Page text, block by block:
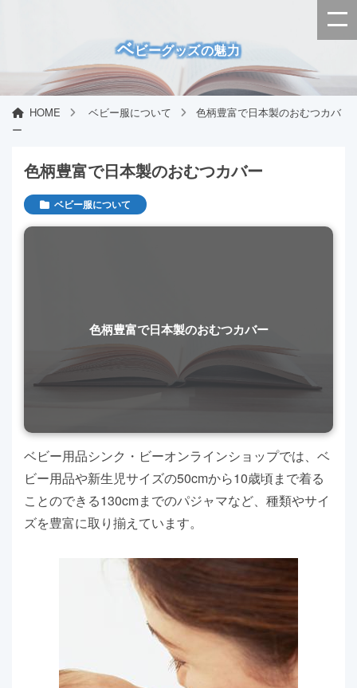
ベビーグッズの魅力
HOME ベビー服について
色柄豊富で日本製のおむつカバ
ー
色柄豊富で日本製のおむつカバー
ベビー服について
色柄豊富で日本製のおむつカバー
ベビー用品シンク・ビーオンラインショップでは、ベ
ビー用品や新生児サイズの50cmから10歳頃まで着る
ことのできる130cmまでのパジャマなど、種類やサイ
ズを豊富に取り揃えています。